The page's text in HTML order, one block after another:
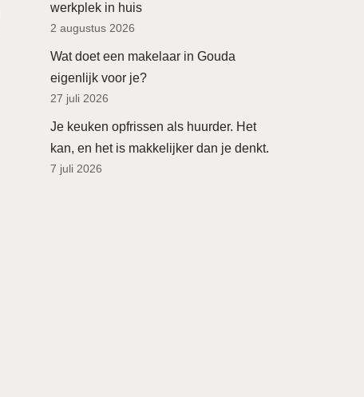
werkplek in huis
2 augustus 2026
Wat doet een makelaar in Gouda
eigenlijk voor je?
27 juli 2026
Je keuken opfrissen als huurder. Het
kan, en het is makkelijker dan je denkt.
7 juli 2026